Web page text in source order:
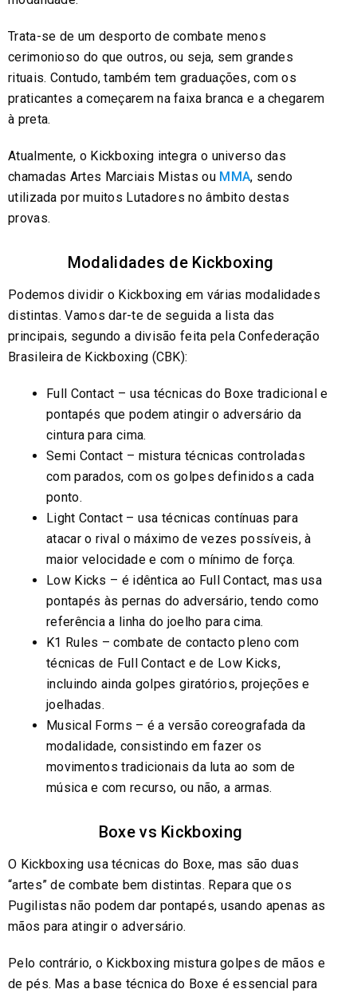
Trata-se de um desporto de combate menos
cerimonioso do que outros, ou seja, sem grandes
rituais. Contudo, também tem graduações, com os
praticantes a começarem na faixa branca e a chegarem
à preta.
Atualmente, o Kickboxing integra o universo das
chamadas Artes Marciais Mistas ou MMA, sendo
utilizada por muitos Lutadores no âmbito destas
provas.
Modalidades de Kickboxing
Podemos dividir o Kickboxing em várias modalidades
distintas. Vamos dar-te de seguida a lista das
principais, segundo a divisão feita pela Confederação
Brasileira de Kickboxing (CBK):
Full Contact – usa técnicas do Boxe tradicional e
pontapés que podem atingir o adversário da
cintura para cima.
Semi Contact – mistura técnicas controladas
com parados, com os golpes definidos a cada
ponto.
Light Contact – usa técnicas contínuas para
atacar o rival o máximo de vezes possíveis, à
maior velocidade e com o mínimo de força.
Low Kicks – é idêntica ao Full Contact, mas usa
pontapés às pernas do adversário, tendo como
referência a linha do joelho para cima.
K1 Rules – combate de contacto pleno com
técnicas de Full Contact e de Low Kicks,
incluindo ainda golpes giratórios, projeções e
joelhadas.
Musical Forms – é a versão coreografada da
modalidade, consistindo em fazer os
movimentos tradicionais da luta ao som de
música e com recurso, ou não, a armas.
Boxe vs Kickboxing
O Kickboxing usa técnicas do Boxe, mas são duas
“artes” de combate bem distintas. Repara que os
Pugilistas não podem dar pontapés, usando apenas as
mãos para atingir o adversário.
Pelo contrário, o Kickboxing mistura golpes de mãos e
de pés. Mas a base técnica do Boxe é essencial para